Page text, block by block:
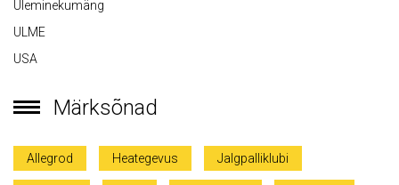
Üleminekumäng
ULME
USA
Märksõnad
Allegrod Heategevus Jalgpalliklubi